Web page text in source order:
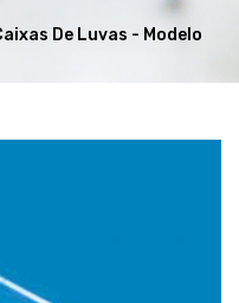
De Luvas - Modelo